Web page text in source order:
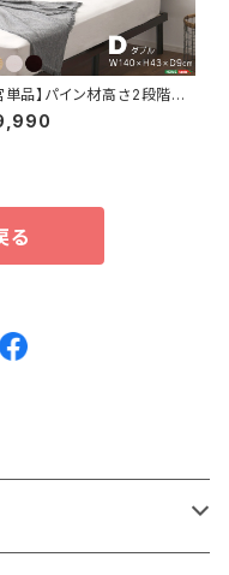
単品】パイン材高さ2段階調
付きすのこベッド用(ダブル)
02D
る